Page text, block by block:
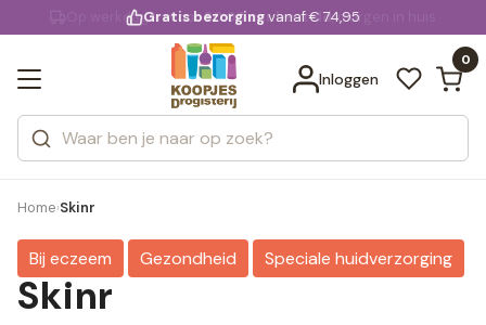
voor 20:00 uur besteld
Gratis bezorgingvanaf € 74,95
Inloggen
0
Zoeken
Categorieën
Merken
Bekijk alle resultaten
Home›Skinr
Bij eczeem Gezondheid Speciale huidverzorging
Skinr